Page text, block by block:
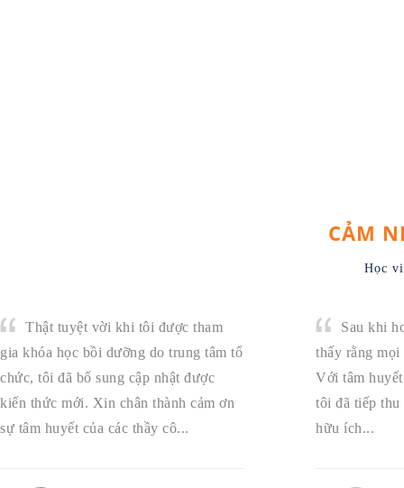
CẢM
Học
Thật tuyệt vời khi tôi được tham
gia khóa học bồi dưỡng do trung tâm tổ
chức, tôi đã bổ sung cập nhật được
kiến thức mới. Xin chân thành cảm ơn
sự tâm huyết của các thầy cô...
Sau khi
thấy rằng
Với tâm
tôi đã tiếp
hữu ích...